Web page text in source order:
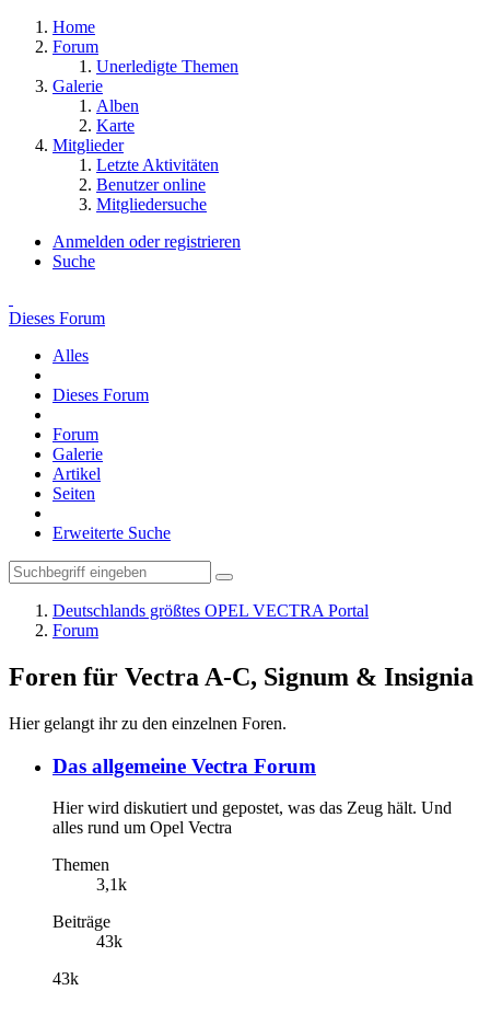
Home
Forum
Unerledigte Themen
Galerie
Alben
Karte
Mitglieder
Letzte Aktivitäten
Benutzer online
Mitgliedersuche
Anmelden oder registrieren
Suche
Dieses Forum
Alles
Dieses Forum
Forum
Galerie
Artikel
Seiten
Erweiterte Suche
Deutschlands größtes OPEL VECTRA Portal
Forum
Foren für Vectra A-C, Signum & Insignia
Hier gelangt ihr zu den einzelnen Foren.
Das allgemeine Vectra Forum
Hier wird diskutiert und gepostet, was das Zeug hält. Und
alles rund um Opel Vectra
Themen
3,1k
Beiträge
43k
43k